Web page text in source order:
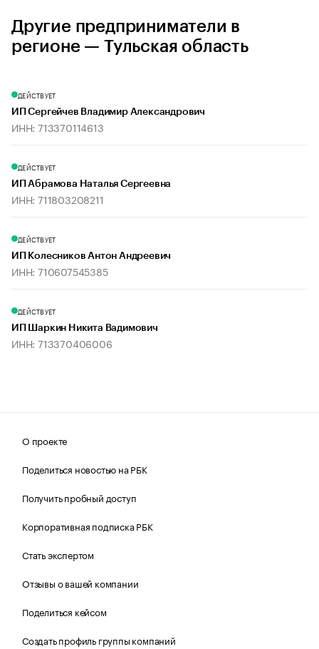
Другие предприниматели в
регионе — Тульская область
ДЕЙСТВУЕТ
ИП Сергейчев Владимир Александрович
ИНН: 713370114613
ДЕЙСТВУЕТ
ИП Абрамова Наталья Сергеевна
ИНН: 711803208211
ДЕЙСТВУЕТ
ИП Колесников Антон Андреевич
ИНН: 710607545385
ДЕЙСТВУЕТ
ИП Шаркин Никита Вадимович
ИНН: 713370406006
О проекте
Поделиться новостью на РБК
Получить пробный доступ
Корпоративная подписка РБК
Стать экспертом
Отзывы о вашей компании
Поделиться кейсом
Создать профиль группы компаний